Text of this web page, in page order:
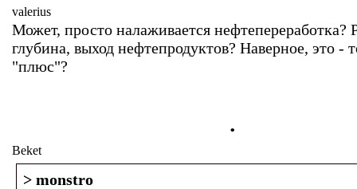
valerius
Может, просто налаживается нефтепереработка?
глубина, выход нефтепродуктов? Наверное, это -
"плюс"?
.
Beket
> monstro